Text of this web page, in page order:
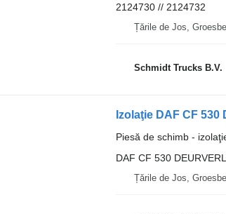
2124730 // 2124732
Țările de Jos,
Schmidt Trucks B.V.
Izolaţie DAF CF
Piesă de schimb -
DAF CF 530
Țările de Jos,